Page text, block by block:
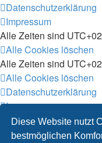
Diese Website nutzt
bestmöglichen
Datenschutzerklärung
Impressum
Alle Zeiten sind
Alle Cookies löschen
Alle Zeiten sind
Alle Cookies löschen
Datenschutzerklärung
Impressum
Powered byphpBB®
Deutsche Übersetzung